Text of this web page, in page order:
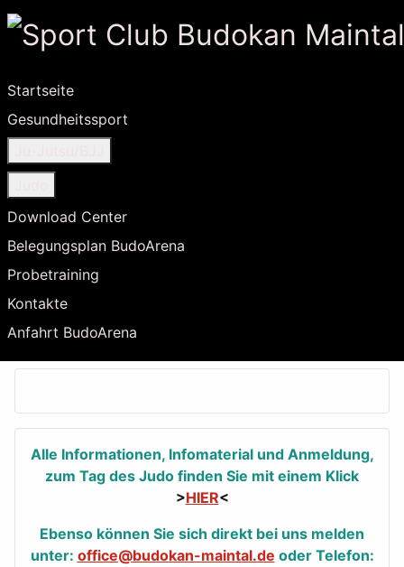
Startseite
Gesundheitssport
Download Center
Belegungsplan BudoArena
Probetraining
Kontakte
Anfahrt BudoArena
Alle Informationen, Infomaterial und Anmeldung,
zum Tag des Judo finden Sie mit einem Klick
>HIER<
Ebenso können Sie sich direkt bei uns melden
unter: office@budokan-maintal.de oder Telefon: